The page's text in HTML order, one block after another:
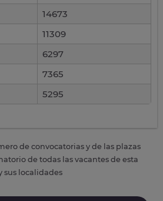
14673
11309
6297
7365
5295
de convocatorias y de las plazas
de todas las vacantes de esta
sus localidades